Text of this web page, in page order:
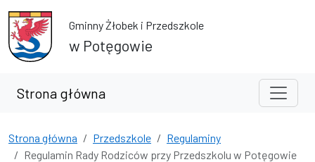
Przejdź do treści
Przejdź do wyszukiwarkiGminny Żłobek i Przedszkole
w Potęgowie
Strona główna
Strona główna Przedszkole
Regulaminy
Regulamin Rady Rodziców przy Przedszkolu w Potęgowie